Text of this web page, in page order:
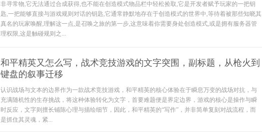
非寻常物,它无法通过合成获得,也不能在创造模式物品栏中轻松捡取,它是开发者赋予玩家的一把钥
匙,一把能够直接与游戏规则对话的钥匙,它通常静默地存在于创造模式的世界中,等待着被那些知晓其
真名的玩家唤醒,理解这一点,是召唤之旅的第一步,这意味着你需要身处创造模式,或是拥有服务器管
理权限,这是触碰规则之...
和平精英又怎么写，战术竞技游戏的文字突围，副标题，从枪火到
键盘的叙事迁移
认识战场与文本的边界作为一款战术竞技游戏，和平精英的核心体验在于瞬息万变的战场对抗，与
充满随机性的生存挑战，将这种体验转化为文字，首要难题便是界定边界，游戏的核心是操作与瞬
时反应，文字则擅长铺陈心理与描绘细节，因此，和平精英的“写作”，并非简单复刻对战流程，而
是抓住其灵魂，紧...